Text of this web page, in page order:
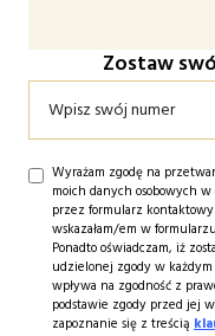
Zostaw
Wyrażam zgodę na
moich danych osobowych
przez formularz
wskazałam/em w
Ponadto oświadczam, iż
udzielonej zgody w
wpływa na zgodność z
podstawie zgody przed jej
zapoznanie się z treścią